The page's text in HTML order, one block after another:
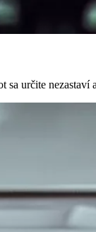
určite nezastaví